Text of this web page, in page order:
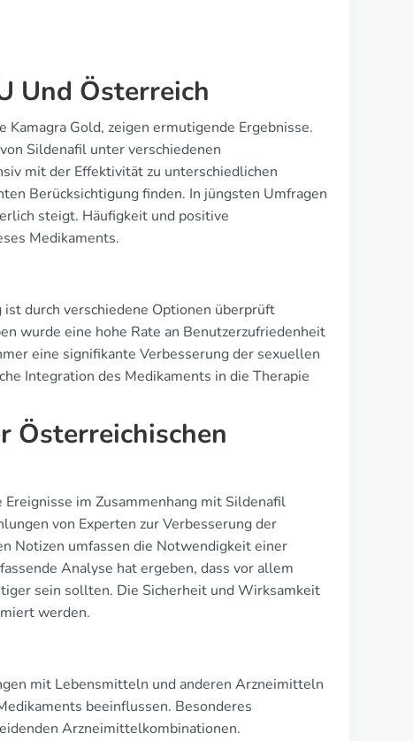
Und Österreich
Gold, zeigen ermutigende Ergebnisse.
Sildenafil unter verschiedenen
mit der Effektivität zu unterschiedlichen
Berücksichtigung finden. In jüngsten Umfragen
steigt. Häufigkeit und positive
Medikaments.
durch verschiedene Optionen überprüft
wurde eine hohe Rate an Benutzerzufriedenheit
eine signifikante Verbesserung der sexuellen
Integration des Medikaments in die Therapie
Österreichischen
im Zusammenhang mit Sildenafil
von Experten zur Verbesserung der
Notizen umfassen die Notwendigkeit einer
Analyse hat ergeben, dass vor allem
sein sollten. Die Sicherheit und Wirksamkeit
werden.
mit Lebensmitteln und anderen Arzneimitteln
beeinflussen. Besonderes
Arzneimittelkombinationen.